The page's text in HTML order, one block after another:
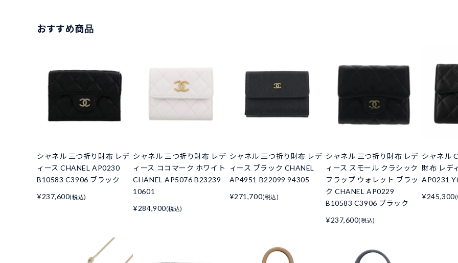
おすすめ商品
シャネル 三つ折り財布 レデ
ィース CHANEL AP0230
B10583 C3906 ブラック
¥237,600(税込)
シャネル 三つ折り財布 レデ
ィース ココマーク ホワイト
CHANEL AP5076 B23239
10601
¥284,900(税込)
シャネル 三つ折り財布 レデ
ィース ブラック CHANEL
AP4951 B22099 94305
¥271,700(税込)
シャネル 三つ折り財布 レデ
ィース スモール クラシック
フラップ ウォレット ブラッ
ク CHANEL AP0229
B10583 C3906 ブラック
¥237,600(税込)
シャネル
財布 レデ
AP0231
¥245,300